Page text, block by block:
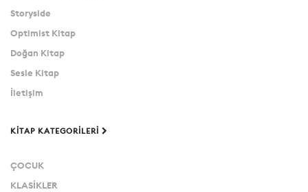
Storyside
Optimist Kitap
Doğan Kitap
Sesle Kitap
İletişim
KITAP KATEGORILERI
ÇOCUK
KLASİKLER